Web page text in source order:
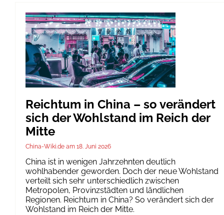
Reichtum in China – so verändert
sich der Wohlstand im Reich der
Mitte
China-Wiki.de 18. Juni 2026
China ist in wenigen Jahrzehnten deutlich
wohlhabender geworden. Doch der neue Wohlstand
verteilt sich sehr unterschiedlich zwischen
Metropolen, Provinzstädten und ländlichen
Regionen. Reichtum in China? So verändert sich der
Wohlstand im Reich der Mitte.